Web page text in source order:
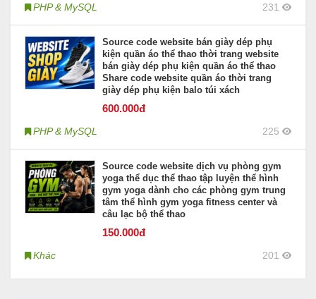
PHP & MySQL 231
Source code website bán giày dép phụ
kiện quần áo thể thao thời trang website
bán giày dép phụ kiện quần áo thể thao
Share code website quần áo thời trang
giày dép phụ kiện balo túi xách
600.000đ
PHP & MySQL 225
Source code website dịch vụ phòng gym
yoga thể dục thể thao tập luyện thể hình
gym yoga dành cho các phòng gym trung
tâm thể hình gym yoga fitness center và
câu lạc bộ thể thao
150.000đ
Khác 201